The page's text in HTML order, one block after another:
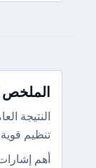
الملخص
النتيجة
تنظيم
أهم